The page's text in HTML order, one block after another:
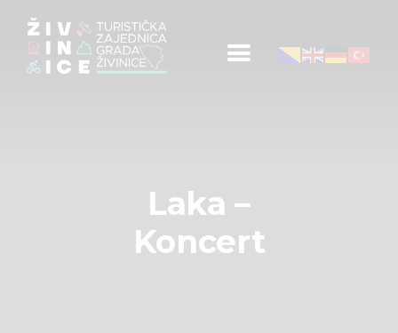
Laka –
Koncert
Početna
Informacije za turiste
Obavještenja
Kontakt